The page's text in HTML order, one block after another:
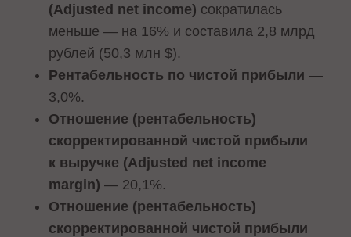
(Adjusted net income) сократилась
меньше — на 16% и составила 2,8 млрд
рублей (50,3 млн $).
Рентабельность по чистой прибыли —
3,0%.
Отношение (рентабельность)
скорректированной чистой прибыли
к выручке (Adjusted net income
margin) — 20,1%.
Отношение (рентабельность)
скорректированной чистой прибыли